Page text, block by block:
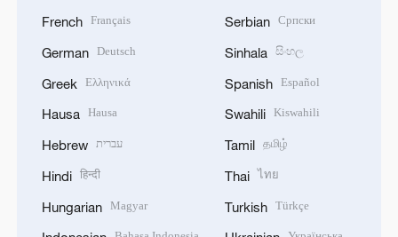
French Français
German Deutsch
Greek Ελληνικά
Hausa Hausa
Hebrew עברית
Hindi हिन्दी
Hungarian Magyar
Serbian Српски
Sinhala සිංහල
Spanish Español
Swahili Kiswahili
Tamil தமிழ்
Thai ไทย
Turkish Türkçe